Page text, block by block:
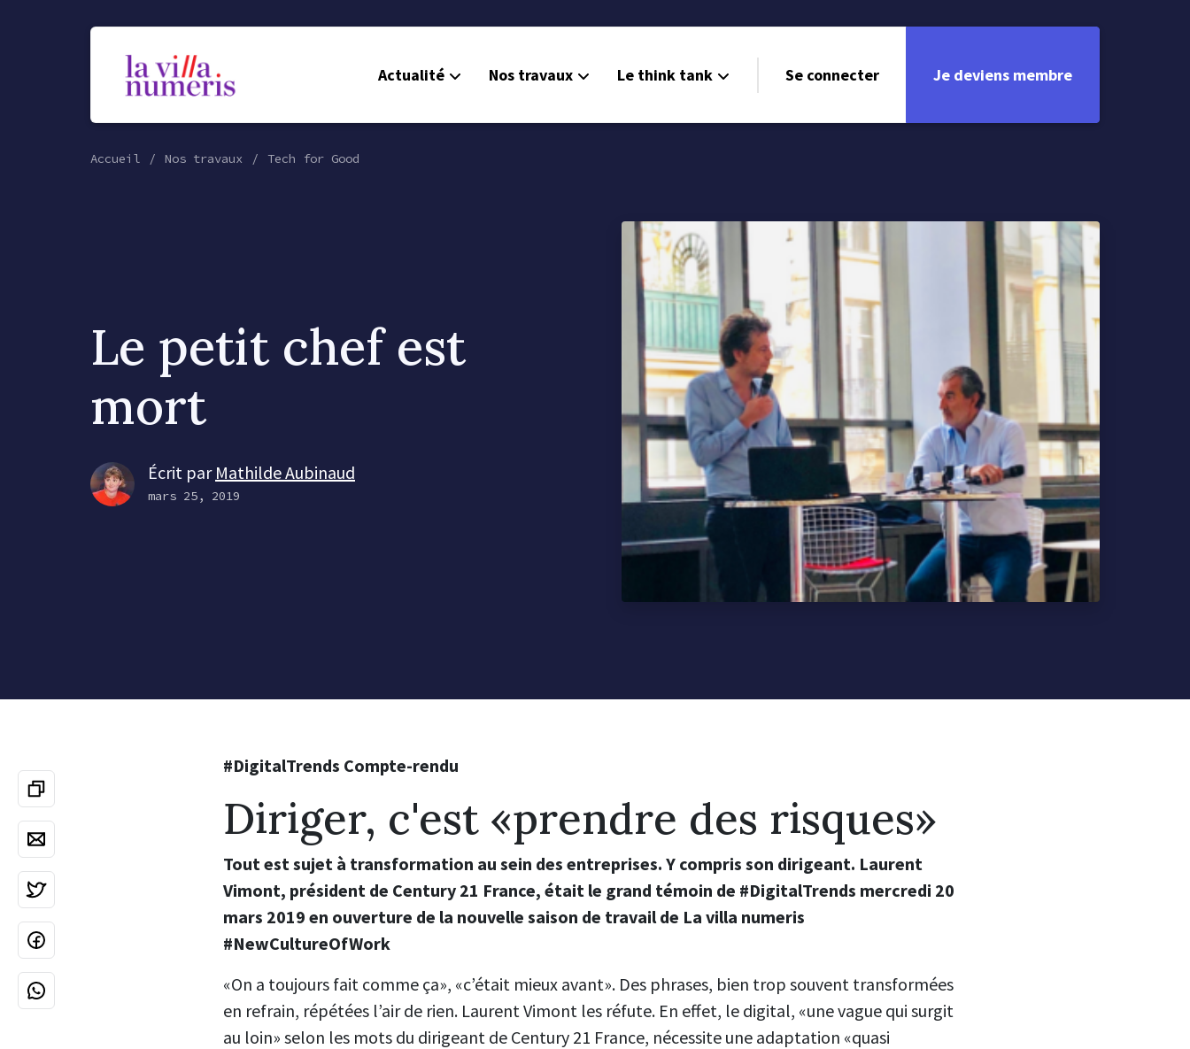
Actualité Nos travaux Le think tank Se connecter Je deviens membre
Accueil Nos travaux Tech for Good
Le petit chef est
mort
Écrit par Mathilde Aubinaud
mars 25, 2019
#DigitalTrends Compte-rendu
Diriger, c'est «prendre des risques»
Tout est sujet à transformation au sein des entreprises. Y compris son dirigeant. Laurent
Vimont, président de Century 21 France, était le grand témoin de #DigitalTrends mercredi 20
mars 2019 en ouverture de la nouvelle saison de travail de La villa numeris
#NewCultureOfWork
«On a toujours fait comme ça», «c’était mieux avant». Des phrases, bien trop souvent transformées
en refrain, répétées l’air de rien. Laurent Vimont les réfute. En effet, le digital, «une vague qui surgit
au loin» selon les mots du dirigeant de Century 21 France, nécessite une adaptation «quasi